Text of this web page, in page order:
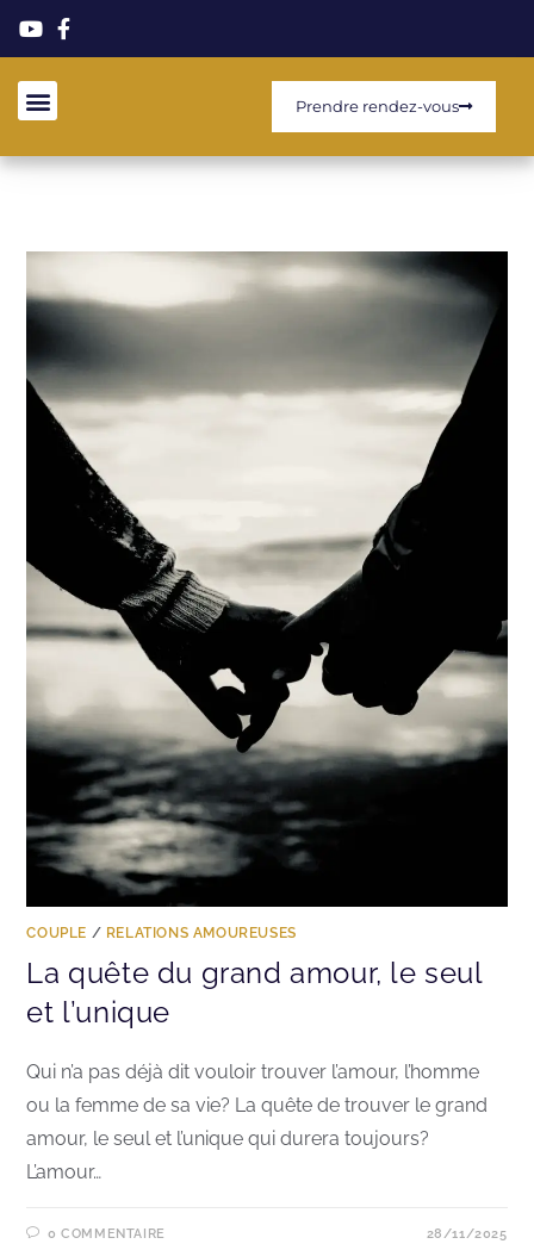
Prendre rendez-vous
COUPLE / RELATIONS AMOUREUSES
La quête du grand amour, le seul
et l’unique
Qui n’a pas déjà dit vouloir trouver l’amour, l’homme
ou la femme de sa vie? La quête de trouver le grand
amour, le seul et l’unique qui durera toujours?
L’amour…
0 COMMENTAIRE 28/11/2025